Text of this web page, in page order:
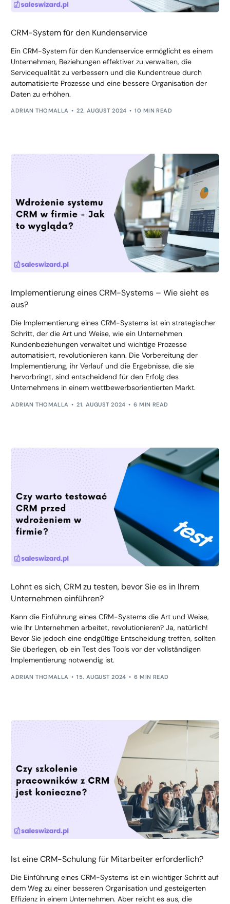
CRM-System für den Kundenservice
Ein CRM-System für den Kundenservice ermöglicht es einem
Unternehmen, Beziehungen effektiver zu verwalten, die
Servicequalität zu verbessern und die Kundentreue durch
automatisierte Prozesse und eine bessere Organisation der
Daten zu erhöhen.
ADRIAN THOMALLA 22. AUGUST 2024 10 MIN READ
Implementierung eines CRM-Systems – Wie sieht es
aus?
Die Implementierung eines CRM-Systems ist ein strategischer
Schritt, der die Art und Weise, wie ein Unternehmen
Kundenbeziehungen verwaltet und wichtige Prozesse
automatisiert, revolutionieren kann. Die Vorbereitung der
Implementierung, ihr Verlauf und die Ergebnisse, die sie
hervorbringt, sind entscheidend für den Erfolg des
Unternehmens in einem wettbewerbsorientierten Markt.
ADRIAN THOMALLA 21. AUGUST 2024 6 MIN READ
Lohnt es sich, CRM zu testen, bevor Sie es in Ihrem
Unternehmen einführen?
Kann die Einführung eines CRM-Systems die Art und Weise,
wie Ihr Unternehmen arbeitet, revolutionieren? Ja, natürlich!
Bevor Sie jedoch eine endgültige Entscheidung treffen, sollten
Sie überlegen, ob ein Test des Tools vor der vollständigen
Implementierung notwendig ist.
ADRIAN THOMALLA 15. AUGUST 2024 6 MIN READ
Ist eine CRM-Schulung für Mitarbeiter erforderlich?
Die Einführung eines CRM-Systems ist ein wichtiger Schritt auf
dem Weg zu einer besseren Organisation und gesteigerten
Effizienz in einem Unternehmen. Aber reicht es aus, die